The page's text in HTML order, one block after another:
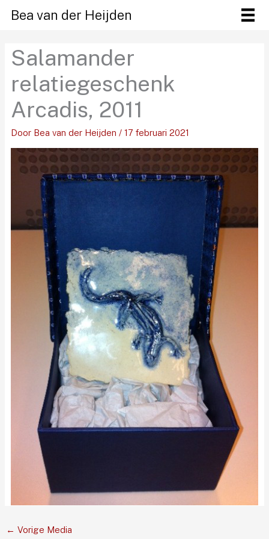
naar
inhoud
Bea van der Heijden
Salamander
relatiegeschenk
Arcadis, 2011
Door Bea van der Heijden / 17 februari 2021
← Vorige Media